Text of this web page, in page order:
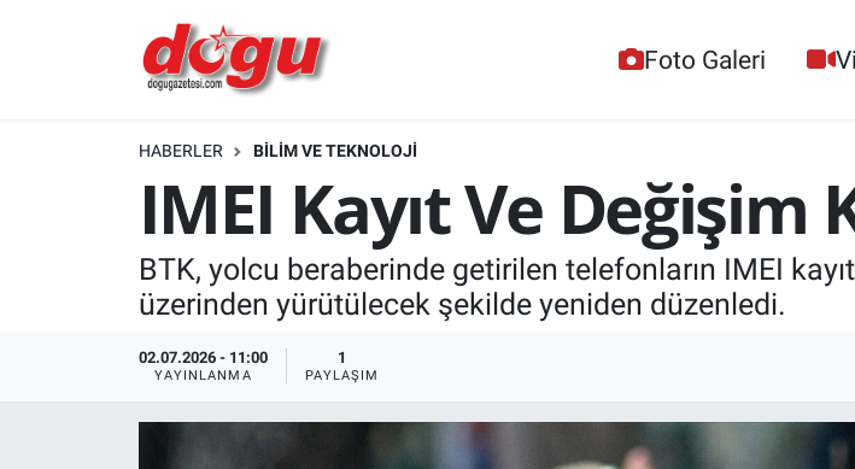
Foto Galeri
HABERLER BİLİM VE TEKNOLOJİ
IMEI Kayıt Ve
BTK, yolcu beraberinde getirilen telefonların IMEI
üzerinden yürütülecek şekilde yeniden düzenledi.
02.07.2026 - 11:00
YAYINLANMA
1
PAYLAŞIM
ERZINCAN
GÜNDEM
ERZİNCAN FOTOĞRAFLARI